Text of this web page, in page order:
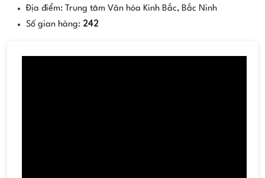
Địa điểm: Trung tâm Văn hóa Kinh Bắc, Bắc Ninh
Số gian hàng: 242